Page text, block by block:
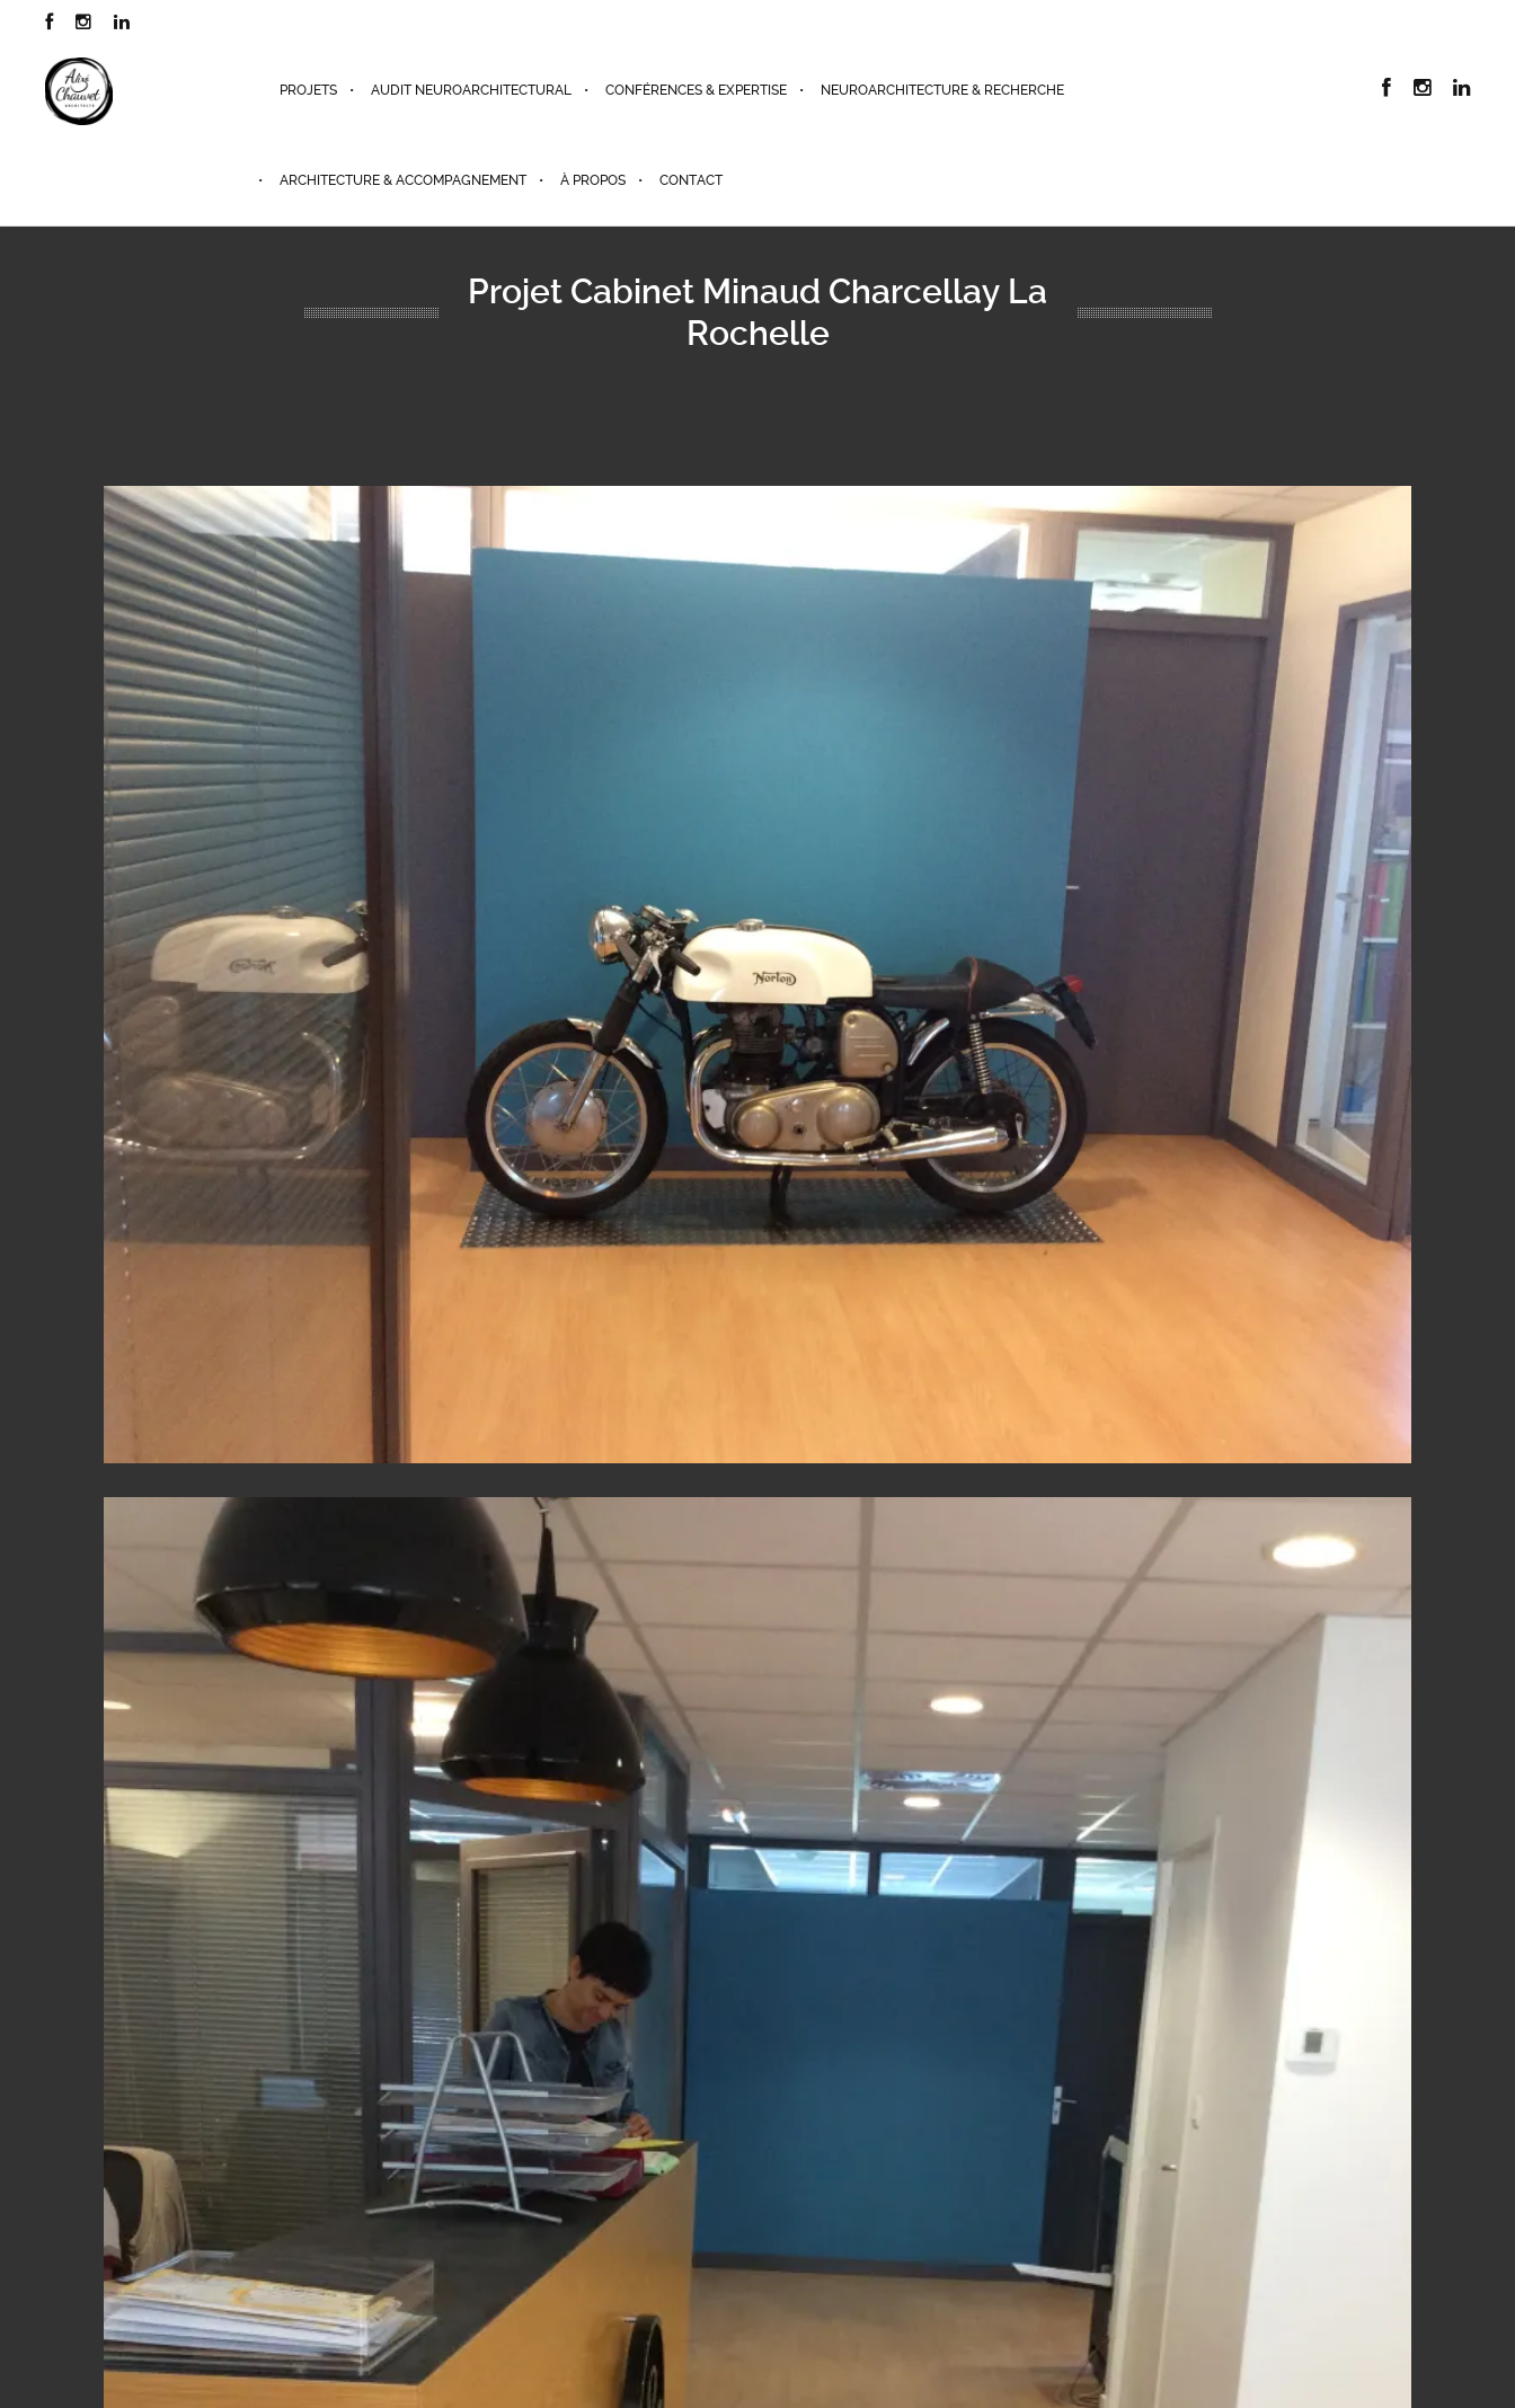
PROJETS AUDIT NEUROARCHITECTURAL CONFÉRENCES & EXPERTISE NEUROARCHITECTURE & RECHERCHE
ARCHITECTURE & ACCOMPAGNEMENT À PROPOS CONTACT
Projet Cabinet Minaud Charcellay La
Rochelle